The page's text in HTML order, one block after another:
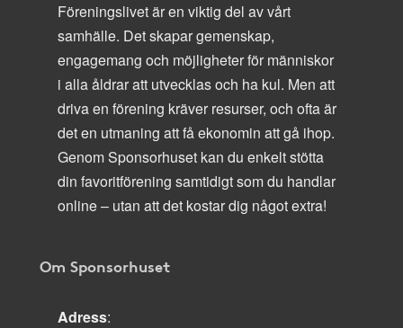
Föreningslivet är en viktig del av vårt
samhälle. Det skapar gemenskap,
engagemang och möjligheter för människor
i alla åldrar att utvecklas och ha kul. Men att
driva en förening kräver resurser, och ofta är
det en utmaning att få ekonomin att gå ihop.
Genom Sponsorhuset kan du enkelt stötta
din favoritförening samtidigt som du handlar
online – utan att det kostar dig något extra!
Om Sponsorhuset
Adress: